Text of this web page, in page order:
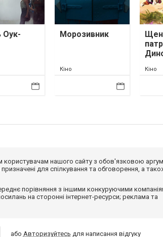
Оук-
Морозивник
Кіно Кіно
користувачам нашого сайту з обов'язковою
для спілкування та обговорення, а
порівняння з іншими конкуруючими
на сторонні інтернет-ресурси; реклама та
або Авторизуйтесь для написання відгуку